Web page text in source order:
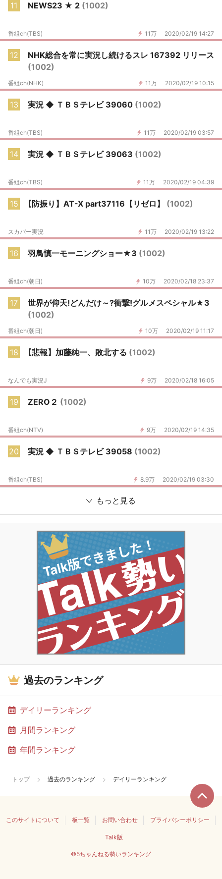
11 NEWS23 ★ 2 (1002)
11万 2020/02/19 14:27
番組ch(TBS)
12
NHK総合を常に実況し続けるスレ 167392 リリース
(1002)
11万 2020/02/19 10:15
番組ch(NHK)
13 実況 ◆ ＴＢＳテレビ 39060 (1002)
11万 2020/02/19 03:57
番組ch(TBS)
14 実況 ◆ ＴＢＳテレビ 39063 (1002)
11万 2020/02/19 04:39
番組ch(TBS)
15 【防振り】AT-X part37116【リゼロ】 (1002)
11万 2020/02/19 13:22
スカパー実況
16 羽鳥慎一モーニングショー★3 (1002)
10万 2020/02/18 23:37
番組ch(朝日)
17
世界が仰天!どんだけ～?衝撃!グルメスペシャル★3
(1002)
10万 2020/02/19 11:17
番組ch(朝日)
18 【悲報】加藤純一、敗北する (1002)
9万 2020/02/18 16:05
なんでも実況J
19 ZERO２ (1002)
9万 2020/02/19 14:35
番組ch(NTV)
20 実況 ◆ ＴＢＳテレビ 39058 (1002)
8.9万 2020/02/19 03:30
番組ch(TBS)
もっと見る
過去のランキング
デイリーランキング
月間ランキング
年間ランキング
トップ 過去のランキング デイリーランキング
このサイトについて 板一覧 お問い合わせ プライバシーポリシー
Talk版
©5ちゃんねる勢いランキング